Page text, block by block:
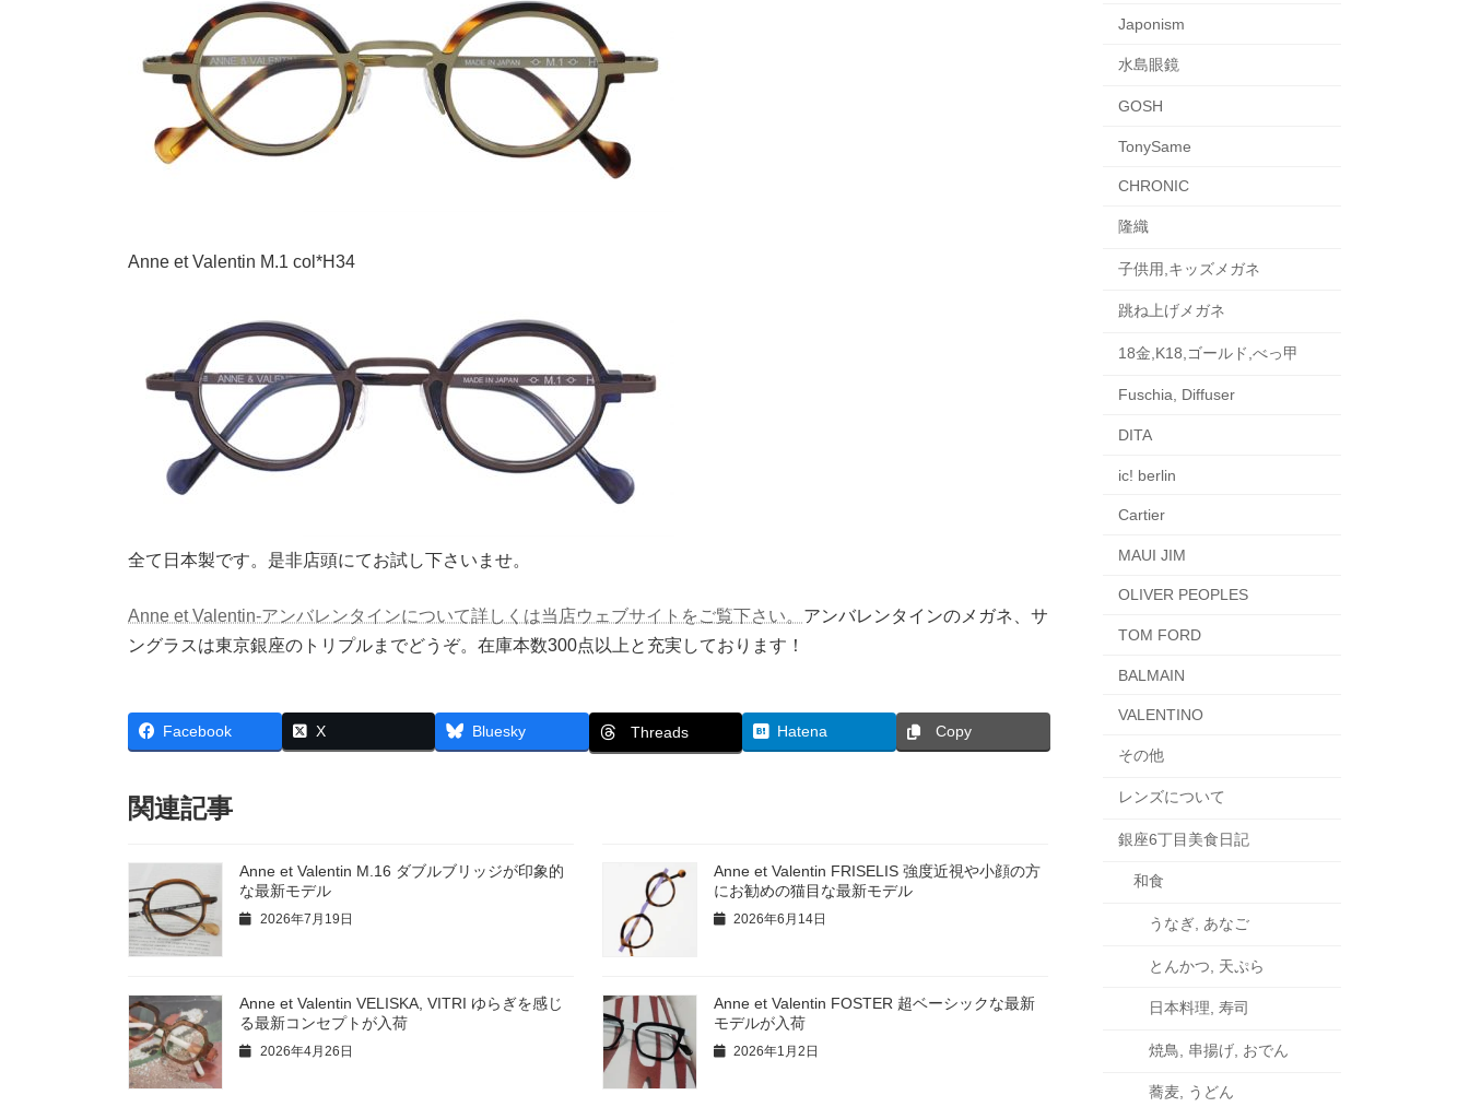
Anne et Valentin M.1 col*H34
全て日本製です。是非店頭にてお試し下さいませ。
Anne et Valentin-アンバレンタインについて詳しくは当店ウェブサイトをご覧下さい。 アンバレンタインのメガネ、サ
ングラスは東京銀座のトリプルまでどうぞ。在庫本数300点以上と充実しております！
Facebook X Bluesky Threads Hatena Copy
関連記事
Anne et Valentin M.16 ダブルブリッジが印象的
な最新モデル
2026年7月19日
Anne et Valentin FRISELIS 強度近視や小顔の方
にお勧めの猫目な最新モデル
2026年6月14日
Anne et Valentin VELISKA, VITRI ゆらぎを感じ
る最新コンセプトが入荷
2026年4月26日
Anne et Valentin FOSTER 超ベーシックな最新
モデルが入荷
2026年1月2日
Japonism
水島眼鏡
GOSH
TonySame
CHRONIC
隆織
子供用,キッズメガネ
跳ね上げメガネ
18金,K18,ゴールド,べっ甲
Fuschia, Diffuser
DITA
ic! berlin
Cartier
MAUI JIM
OLIVER PEOPLES
TOM FORD
BALMAIN
VALENTINO
その他
レンズについて
銀座6丁目美食日記
和食
うなぎ, あなご
とんかつ, 天ぷら
日本料理, 寿司
焼鳥, 串揚げ, おでん
蕎麦, うどん